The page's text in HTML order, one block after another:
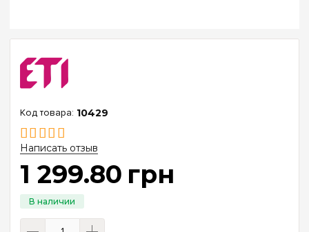
10429
Написать отзыв
1 299.80 грн